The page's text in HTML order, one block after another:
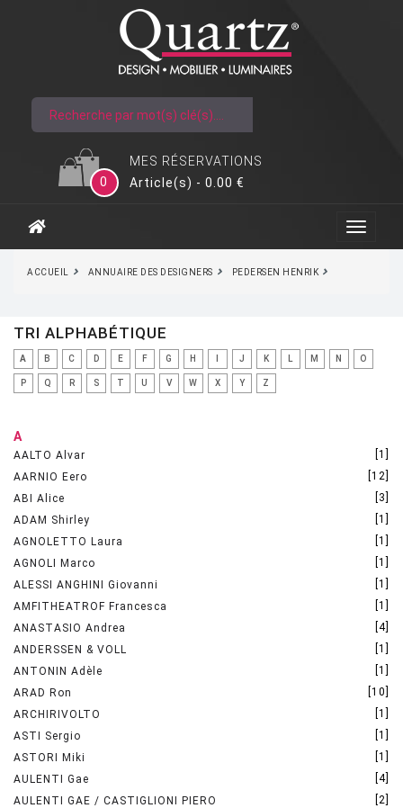
MES RÉSERVATIONS
0
Article(s) - 0.00 €
ACCUEIL ANNUAIRE DES DESIGNERS PEDERSEN HENRIK
TRI ALPHABÉTIQUE
A B C D E F G H J K M N O
P Q R S T U V W X Y Z
A
AALTO Alvar
[1]
AARNIO Eero
[12]
ABI Alice
[3]
ADAM Shirley
[1]
AGNOLETTO Laura
[1]
AGNOLI Marco
[1]
ALESSI ANGHINI Giovanni
[1]
AMFITHEATROF Francesca
[1]
ANASTASIO Andrea
[4]
ANDERSSEN & VOLL
[1]
ANTONIN Adèle
[1]
ARAD Ron
[10]
ARCHIRIVOLTO
[1]
ASTI Sergio
[1]
ASTORI Miki
[1]
AULENTI Gae
[4]
AULENTI GAE / CASTIGLIONI PIERO
[2]